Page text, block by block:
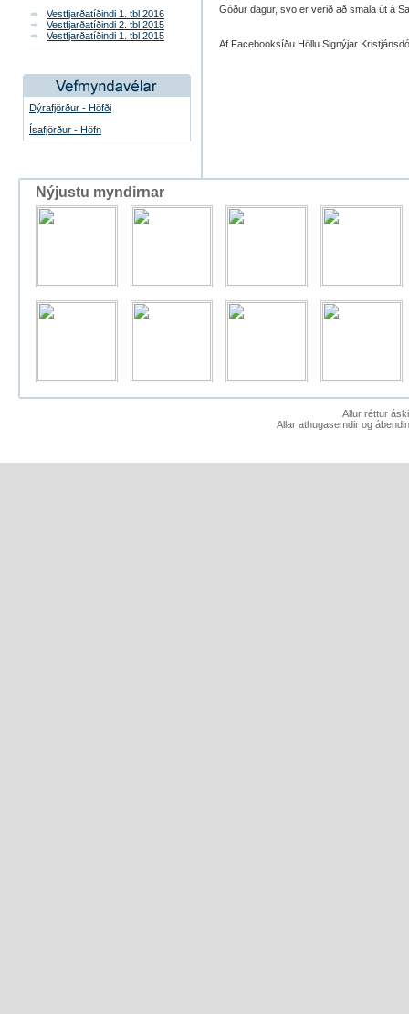
Vestfjarðatíðindi 1. tbl 2016
Vestfjarðatíðindi 2. tbl 2015
Vestfjarðatíðindi 1. tbl 2015
Dýrafjörður - Höfði
Ísafjörður - Höfn
Góður dagur, svo er verið að smala út á
Af Facebooksíðu Höllu Signýjar
Nýjustu myndirnar
Allur réttur
Allar athugasemdir og